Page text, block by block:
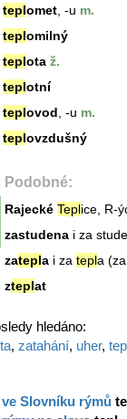
teplomet , -u m.
teplomilný
teplota ž.
teplotní
teplovod , -u m.
teplovzdušný
Podobné:
Rajecké Teplice, R-
zastudena i za
zatepla i za tepla
zteplat
hledáno:
, zatahání, uher,
Slovníku rýmů